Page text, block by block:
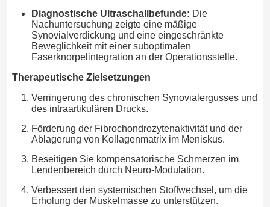
Diagnostische Ultraschallbefunde: Die
Nachuntersuchung zeigte eine mäßige
Synovialverdickung und eine eingeschränkte
Beweglichkeit mit einer suboptimalen
Faserknorpelintegration an der Operationsstelle.
Therapeutische Zielsetzungen
Verringerung des chronischen Synovialergusses und
des intraartikulären Drucks.
Förderung der Fibrochondrozytenaktivität und der
Ablagerung von Kollagenmatrix im Meniskus.
Beseitigen Sie kompensatorische Schmerzen im
Lendenbereich durch Neuro-Modulation.
Verbessert den systemischen Stoffwechsel, um die
Erholung der Muskelmasse zu unterstützen.